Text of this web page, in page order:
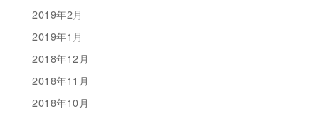
2019年2月
2019年1月
2018年12月
2018年11月
2018年10月